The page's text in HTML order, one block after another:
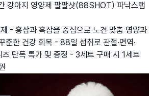
강아지 영양제 팔팔샷(88SHOT) 파낙스랩
- 홍삼과 흑삼을 중심으로 노견 맞춤 영양과
한 건강 회복 - 88일 섭취로 관절·면역·
단독 특가 및 증정 - 3세트 구매 시 1세트